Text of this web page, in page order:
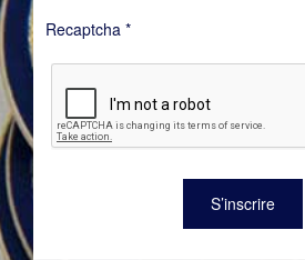
Recaptcha *
S’inscrire